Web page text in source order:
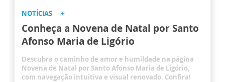
NOTÍCIAS
Conheça a Novena de Natal por Santo
Afonso Maria de Ligório
Descubra o caminho de amor e humildade na página
Novena de Natal por Santo Afonso Maria de Ligório,
com navegação intuitiva e visual renovado. Confira!